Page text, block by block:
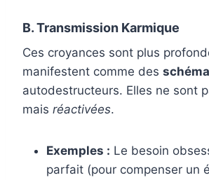
B. Transmission Karmique
Ces croyances sont plus
manifestent comme des
autodestructeurs. Elles ne sont
mais réactivées.
Exemples : Le besoin
parfait (pour compenser un